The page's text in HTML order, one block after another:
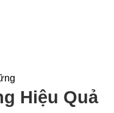
Hiệu Quả